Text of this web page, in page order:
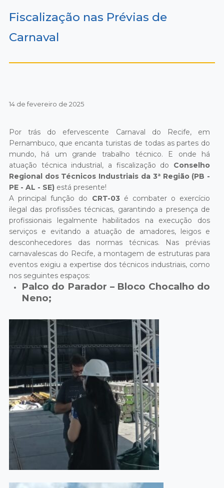
Fiscalização nas Prévias de
Carnaval
14 de fevereiro de 2025
Por trás do efervescente Carnaval do Recife, em
Pernambuco, que encanta turistas de todas as partes do
mundo, há um grande trabalho técnico. E onde há
atuação técnica industrial, a fiscalização do Conselho
Regional dos Técnicos Industriais da 3ª Região (PB -
PE - AL - SE)está presente!
A principal função do CRT-03 é combater o exercício
ilegal das profissões técnicas, garantindo a presença de
profissionais legalmente habilitados na execução dos
serviços e evitando a atuação de amadores, leigos e
desconhecedores das normas técnicas. Nas prévias
carnavalescas do Recife, a montagem de estruturas para
eventos exigiu a expertise dos técnicos industriais, como
nos seguintes espaços:
Palco do Parador – Bloco Chocalho do
Neno;